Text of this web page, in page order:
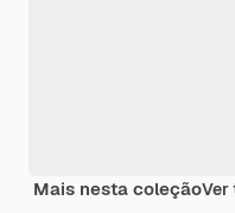
Mais nesta coleçãoVer